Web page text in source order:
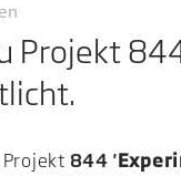
Projekt
Projekt 844 '